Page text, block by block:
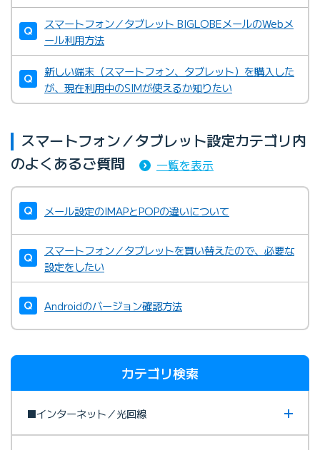
スマートフォン／タブレット BIGLOBEメールのWebメ
ール利用方法
新しい端末（スマートフォン、タブレット）を購入した
が、現在利用中のSIMが使えるか知りたい
スマートフォン／タブレット設定カテゴリ内
のよくあるご質問
一覧を表示
メール設定のIMAPとPOPの違いについて
スマートフォン／タブレットを買い替えたので、必要な
設定をしたい
Androidのバージョン確認方法
カテゴリ検索
■インターネット／光回線